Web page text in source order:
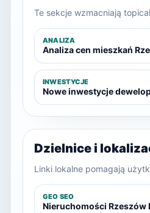
Te sekcje wzmacniają
ANALIZA
Analiza cen mieszkań
INWESTYCJE
Nowe inwestycje
Dzielnice i
Linki lokalne pomagają
GEO SEO
Nieruchomości Rzeszów